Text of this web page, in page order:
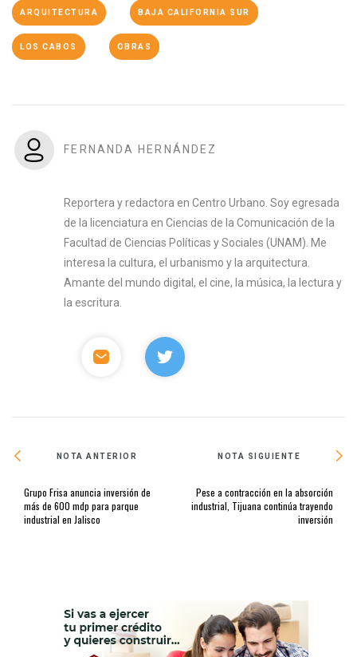
ARQUITECTURA BAJA CALIFORNIA SUR
LOS CABOS OBRAS
FERNANDA HERNÁNDEZ
Reportera y redactora en Centro Urbano. Soy egresada
de la licenciatura en Ciencias de la Comunicación de la
Facultad de Ciencias Políticas y Sociales (UNAM). Me
interesa la cultura, el urbanismo y la arquitectura.
Amante del mundo digital, el cine, la música, la lectura y
la escritura.
NOTA ANTERIOR
Grupo Frisa anuncia inversión de
más de 600 mdp para parque
industrial en Jalisco
NOTA SIGUIENTE
Pese a contracción en la absorción
industrial, Tijuana continúa trayendo
inversión